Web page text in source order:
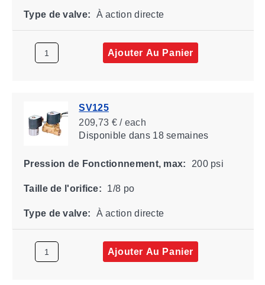
Type de valve: À action directe
Ajouter Au Panier
SV125
209,73 € / each
Disponibledans 18 semaines
Pression de Fonctionnement, max: 200 psi
Taille de l'orifice: 1/8 po
Type de valve: À action directe
Ajouter Au Panier